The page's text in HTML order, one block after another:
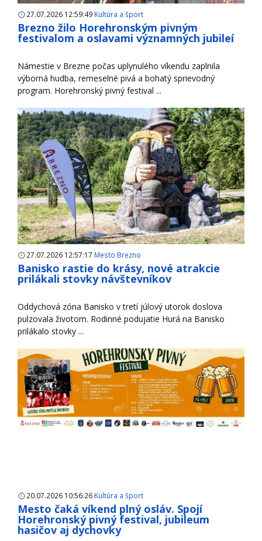
27.07.2026 12:59:49 Kultúra a šport
Brezno žilo Horehronským pivným
festivalom a oslavami významných jubileí
Námestie v Brezne počas uplynulého víkendu zaplnila
výborná hudba, remeselné pivá a bohatý sprievodný
program. Horehronský pivný festival ...
27.07.2026 12:57:17 Mesto Brezno
Banisko rastie do krásy, nové atrakcie
prilákali stovky návštevníkov
Oddychová zóna Banisko v tretí júlový utorok doslova
pulzovala životom. Rodinné podujatie Hurá na Banisko
prilákalo stovky ...
20.07.2026 10:56:26 Kultúra a šport
Mesto čaká víkend plný osláv. Spojí
Horehronský pivný festival, jubileum
hasičov aj dychovky